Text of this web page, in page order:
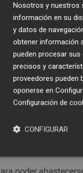
prevé levantar
casi dos
del Júcar (CHJ)
usar 2,40 hm3
del expediente
la actuación.
de agua para el
El pasado
de Oropesa,
Nosotros y nuestros
información en su
y datos de
obtener información
pueden procesar
precisos y
proveedores pueden
oponerse en
Configuración de
CONFIGURAR